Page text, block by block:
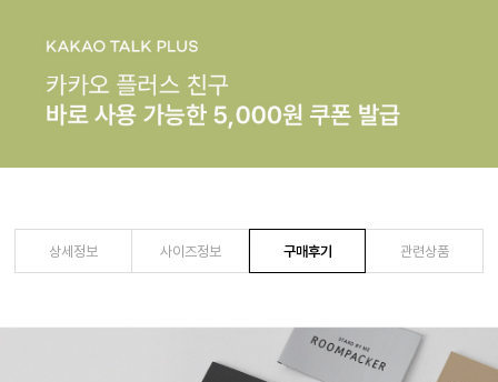
상세정보 사이즈정보 구매후기 관련상품